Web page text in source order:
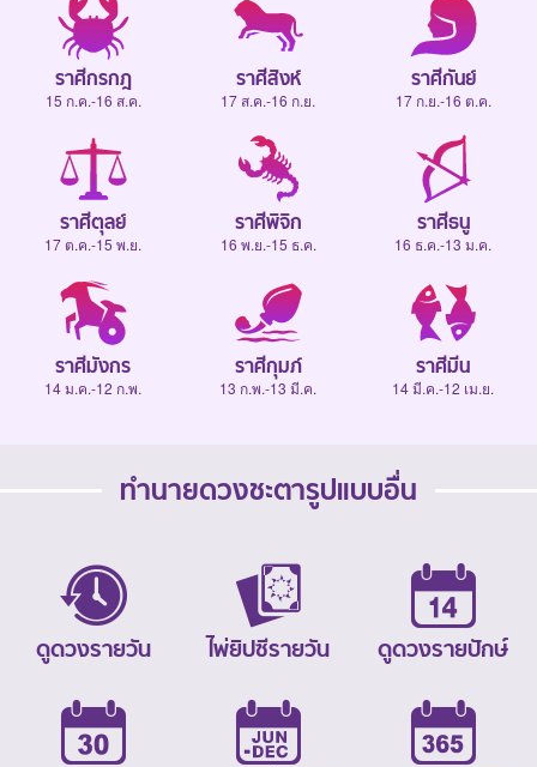
ราศีกรกฎ
15 ก.ค.-16 ส.ค.
ราศีสิงห์
17 ส.ค.-16 ก.ย.
ราศีกันย์
17 ก.ย.-16 ต.ค.
ราศีตุลย์
17 ต.ค.-15 พ.ย.
ราศีพิจิก
16 พ.ย.-15 ธ.ค.
ราศีธนู
16 ธ.ค.-13 ม.ค.
ราศีมังกร
14 ม.ค.-12 ก.พ.
ราศีกุมภ์
13 ก.พ.-13 มี.ค.
ราศีมีน
14 มี.ค.-12 เม.ย.
ทำนายดวงชะตารูปแบบอื่น
ดูดวงรายวัน ไพ่ยิปซีรายวัน ดูดวงรายปักษ์